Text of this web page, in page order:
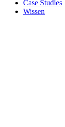
Case Studies
Wissen